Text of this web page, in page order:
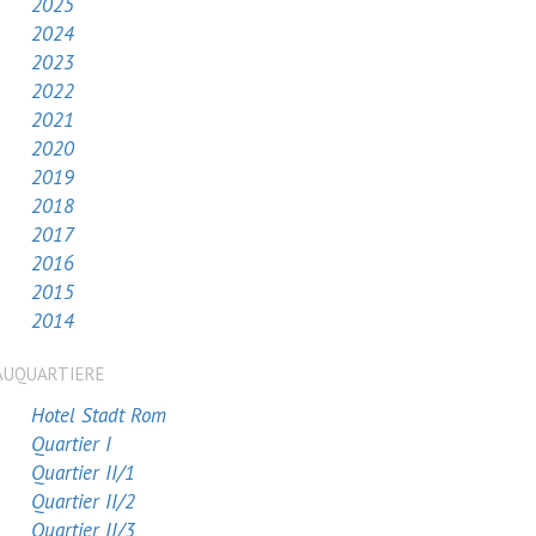
2024
2023
2022
2021
2020
2019
2018
2017
2016
2015
2014
Hotel Stadt Rom
Quartier I
Quartier II/1
Quartier II/2
Quartier II/3